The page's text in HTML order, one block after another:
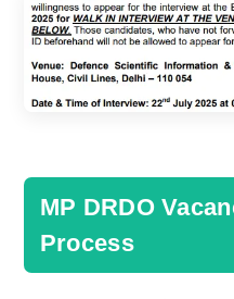
MP DRDO
Process